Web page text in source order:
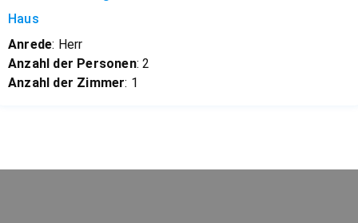
Haus
Anrede: Herr
Anzahl der Personen: 2
Anzahl der Zimmer: 1